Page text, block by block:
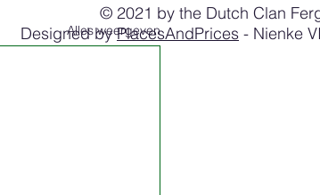
Alles weergeven
© 2021 by the Dutch Clan
Designed byPlacesAndPrices - Nienke